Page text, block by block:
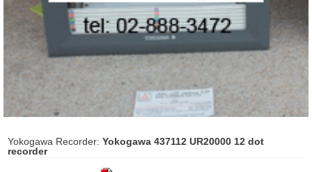
anello
schroder
Fiorentini
Yokogawa Recorder: Yokogawa 437112 UR20000 12 dot
recorder